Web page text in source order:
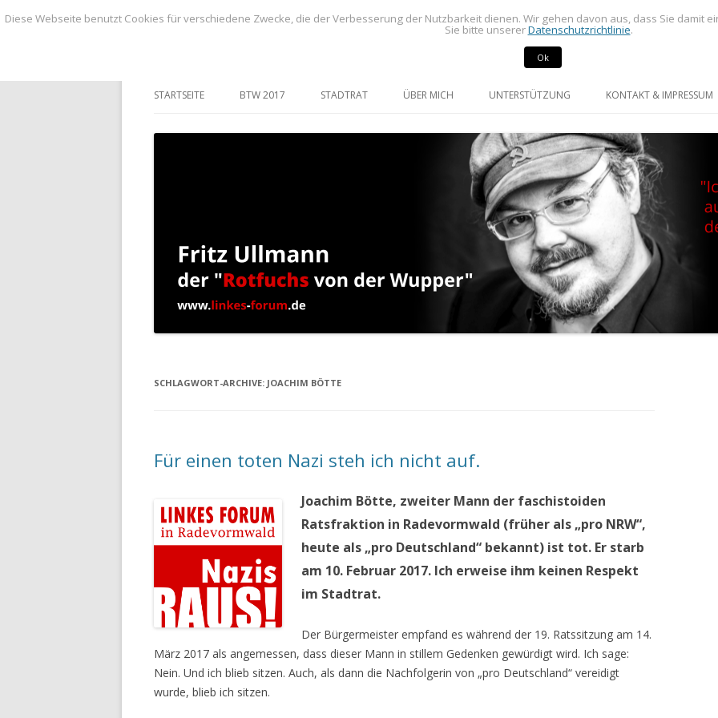
BLOG von Fritz Ullmann, linker Stadtverordneter im Rat der Stadt Radevormwald
zum
STARTSEITE BTW 2017 STADTRAT ÜBER MICH UNTERSTÜTZUNG KONTAKT & IMPRESSUM
SCHLAGWORT-ARCHIVE: JOACHIM BÖTTE
Für einen toten Nazi steh ich nicht auf.
Joachim Bötte, zweiter Mann der faschistoiden
Ratsfraktion in Radevormwald (früher als „pro NRW“,
heute als „pro Deutschland“ bekannt) ist tot. Er starb
am 10. Februar 2017. Ich erweise ihm keinen Respekt
im Stadtrat.
Der Bürgermeister empfand es während der 19. Ratssitzung am 14.
März 2017 als angemessen, dass dieser Mann in stillem Gedenken gewürdigt wird. Ich sage:
Nein. Und ich blieb sitzen. Auch, als dann die Nachfolgerin von „pro Deutschland“ vereidigt
wurde, blieb ich sitzen.
Diese Webseite benutzt Cookies für verschiedene Zwecke, die der Verbesserung der Nutzbarkeit dienen. Wir gehen davon aus, dass Sie damit
Sie bitte unsererDatenschutzrichtlinie.
Ok